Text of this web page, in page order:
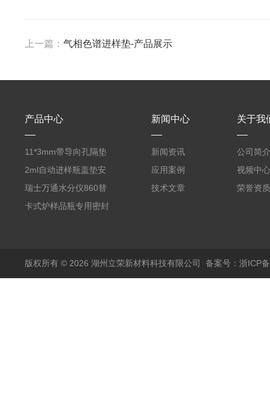
上一篇： 气相色谱进样垫-产品展示
产品中心
11*3mm带导向孔隔垫
气相色谱仪用红色耐
380℃高温 替代5193-
4757 瓶装一瓶50个
2ml自动进样瓶盖垫安
捷伦款气相螺纹顶空瓶
液相切口9*1mm聚四氟
瑞士万通水分仪860替
代原装产品 6.1448.057
卡式炉样品瓶专用密封
新闻中心
新闻资讯
应用案例
技术文章
关于我
公司简介
视频中心
荣誉资质
版权所有 © 2026 湖州立荣新材料科技有限公司 备案号：浙ICP